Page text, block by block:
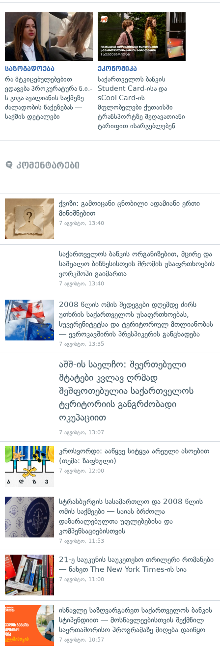
საზოგადოება
რა მტკიცებულებებით
ედავება პროკურატურა ნ.ი.-
ს გიგა ავალიანის საქმეზე
ძალადობის წაქეზებას —
საქმის დეტალები
ეკონომიკა
საქართველოს ბანკის
Student Card-ისა და
sCool Card-ის
მფლობელები ქუთაისში
ტრანსპორტზე შეღავათიანი
ტარიფით ისარგებლებენ
კომენტარები
ქვიზი: გამოიცანი ცნობილი ადამიანი ერთი
მინიშნებით
7 აგვისტო, 13:40
საქართველოს ბანკის ორგანიზებით, მცირე და
საშუალო ბიზნესისთვის შრომის უსაფრთხოების
ვორკშოპი გაიმართა
7 აგვისტო, 13:40
2008 წლის ომის შედეგები დღემდე ძირს
უთხრის საქართველოს უსაფრთხოებას,
სუვერენიტეტსა და ტერიტორიულ მთლიანობას
— ევროკავშირის პრესპიკერის განცხადება
7 აგვისტო, 13:35
აშშ-ის საელჩო: შეერთებული
შტატები კვლავ ღრმად
შეშფოთებულია საქართველოს
ტერიტორიის განგრძობადი
ოკუპაციით
7 აგვისტო, 13:07
კროსვორდი: ააწყვე სიტყვა არეული ასოებით
(თემა: ზაფხული)
7 აგვისტო, 12:00
სტრასბურგის სასამართლო და 2008 წლის
ომის საქმეები — საიას ბრძოლა
დაზარალებულთა უფლებებისა და
კომპენსაციებისთვის
7 აგვისტო, 11:53
21-ე საუკუნის საუკეთესო თრილერი რომანები
— ნახეთ The New York Times-ის სია
7 აგვისტო, 11:00
ისწავლე საზღვარგარეთ საქართველოს ბანკის
სტიპენდიით — მოსწავლეებისთვის შექმნილ
საერთაშორისო პროგრამაზე მიღება დაიწყო
7 აგვისტო, 10:57